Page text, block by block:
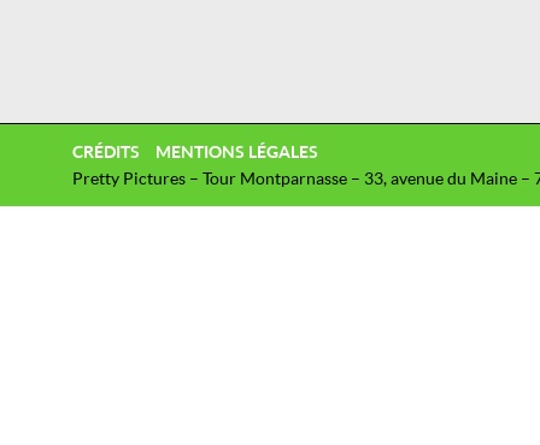
CRÉDITS
MENTIONS LÉGALES
Pretty Pictures – Tour Montparnasse – 33, avenue du Maine –